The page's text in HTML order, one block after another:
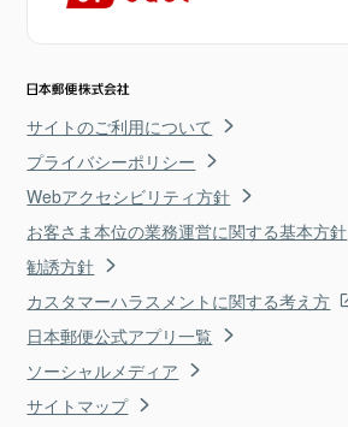
サイトのご利用について
プライバシーポリシー
Webアクセシビリティ方針
お客さま本位の業務運営に関する基本方針
勧誘方針
カスタマーハラスメントに関する考え方
日本郵便公式アプリ一覧
ソーシャルメディア
サイトマップ